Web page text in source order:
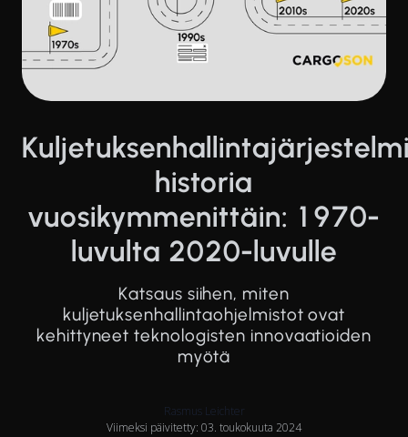
historia
vuosikymmenittäin: 1970-
luvulta 2020-luvulle
Katsaus siihen, miten
kuljetuksenhallintaohjelmistot ovat
kehittyneet teknologisten innovaatioiden
myötä
Rasmus Leichter
Viimeksi päivitetty: 03. toukokuuta 2024